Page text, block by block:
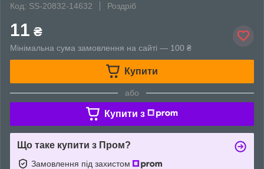
Код: SS-20832-14632
Роздріб
11 ₴
Мінімальна сума замовлення на сайті — 100 ₴
Купити
або
Купити з
Що таке купити з Пром?
Замовлення під захистом